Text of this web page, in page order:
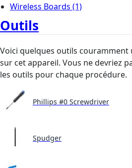
Wireless Boards (1)
Outils
Voici quelques outils
sur cet appareil. Vous ne devriez
les outils pour chaque procédure.
Phillips #0 Screwdriver
Spudger